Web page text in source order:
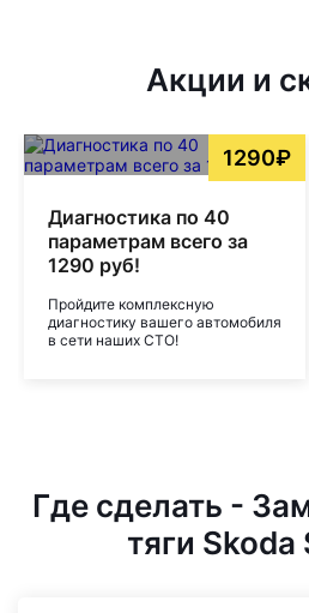
Акции и
1290₽
Диагностика по 40
параметрам всего за
1290 руб!
Пройдите комплексную
диагностику вашего автомобиля
в сети наших СТО!
Где сделать -
тяги Skoda